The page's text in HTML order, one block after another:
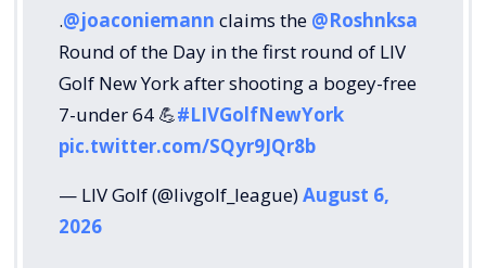
.@joaconiemann claims the @Roshnksa
Round of the Day in the first round of LIV
Golf New York after shooting a bogey-free
7-under 64 💪#LIVGolfNewYork
pic.twitter.com/SQyr9JQr8b
— LIV Golf (@livgolf_league)August 6,
2026